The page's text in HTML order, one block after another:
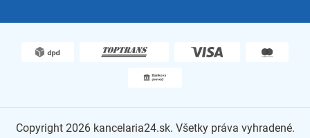
Copyright 2026 kancelaria24.sk. Všetky práva vyhradené.